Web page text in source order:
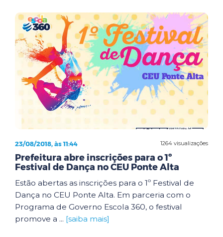
1264 visualizações
23/08/2018, às 11:44
Prefeitura abre inscrições para o 1º
Festival de Dança no CEU Ponte Alta
Estão abertas as inscrições para o 1º Festival de
Dança no CEU Ponte Alta. Em parceria com o
Programa de Governo Escola 360, o festival
promove a ... [saiba mais]